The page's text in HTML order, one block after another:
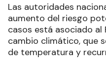
Las autoridades
aumento del riesgo
casos está asociado al
cambio climático, que
de temperatura y